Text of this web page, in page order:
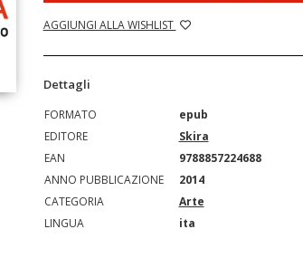
AGGIUNGI ALLA WISHLIST
Dettagli
FORMATO
epub
EDITORE
Skira
EAN
9788857224688
ANNO PUBBLICAZIONE
2014
CATEGORIA
Arte
LINGUA
ita